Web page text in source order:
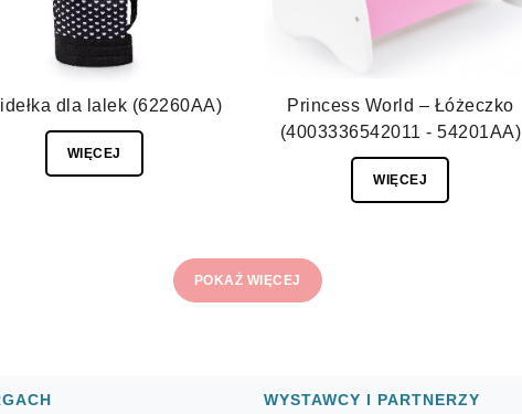
dla lalek (62260AA)
WIĘCEJ
Princess World – Łóżeczko
(4003336542011 - 54201AA)
WIĘCEJ
POKAŻ WIĘCEJ
WYSTAWCY I PARTNERZY